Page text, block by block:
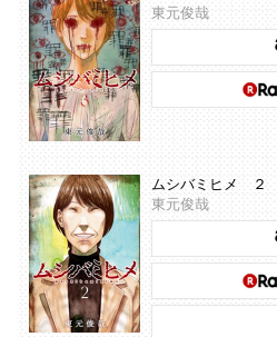
東元俊哉
ムシバミヒメ ２
東元俊哉